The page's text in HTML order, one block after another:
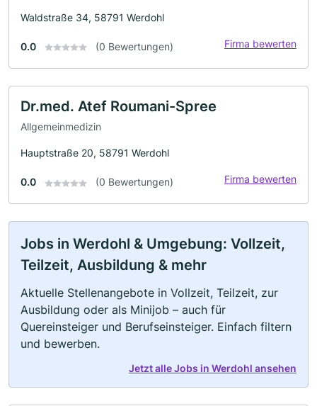
Waldstraße 34, 58791 Werdohl
0.0 (0 Bewertungen) Firma bewerten
Dr.med. Atef Roumani-Spree
Allgemeinmedizin
Hauptstraße 20, 58791 Werdohl
0.0 (0 Bewertungen) Firma bewerten
Jobs in Werdohl & Umgebung: Vollzeit,
Teilzeit, Ausbildung & mehr
Aktuelle Stellenangebote in Vollzeit, Teilzeit, zur
Ausbildung oder als Minijob – auch für
Quereinsteiger und Berufseinsteiger. Einfach filtern
und bewerben.
Jetzt alle Jobs in Werdohl ansehen